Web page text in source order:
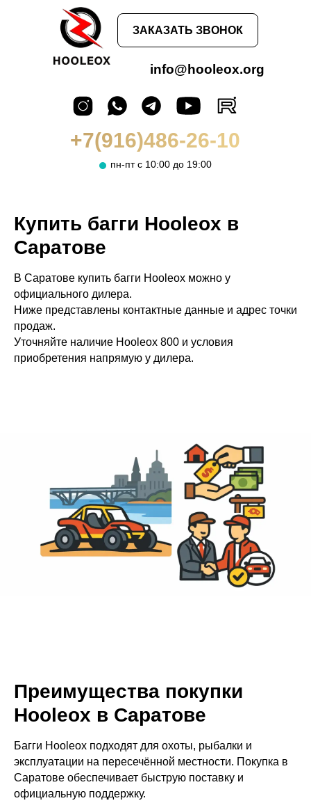
+7(916)486-26-10
info@hooleox.org
пн-пт с 10:00 до 19:00
ЗАКАЗАТЬ ЗВОНОК
Купить багги Hooleox в
Саратове
В Саратове купить багги Hooleox можно у
официального дилера.
Ниже представлены контактные данные и адрес точки
продаж.
Уточняйте наличие Hooleox 800 и условия
приобретения напрямую у дилера.
Преимущества покупки
Hooleox в Саратове
Багги Hooleox подходят для охоты, рыбалки и
эксплуатации на пересечённой местности. Покупка в
Саратове обеспечивает быструю поставку и
официальную поддержку.